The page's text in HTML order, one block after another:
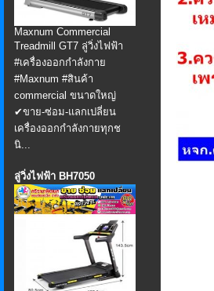
Maxnum Commercial
Treadmill GT7 ลู่วิ่งไฟฟ้า
#เครื่องออกกำลังกาย
#Maxnum #สินค้า
commercial ขนาดใหญ่
✔ขาย-ซ่อม-แลกเปลี่ยน
เครื่องออกกำลังกายทุกช
นิ...
ลู่วิ่งไฟฟ้า BH7050